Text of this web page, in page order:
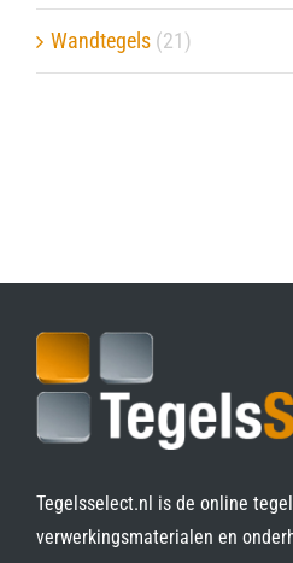
Wandtegels (21)
Tegelsselect.nl is de online
verwerkingsmaterialen en